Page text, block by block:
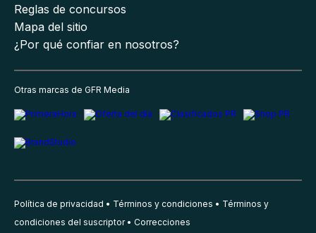
Reglas de concursos
Mapa del sitio
¿Por qué confiar en nosotros?
Otras marcas de GFR Media
Política de privacidad Términos y condiciones
Términos y
condiciones del suscriptor
Correcciones